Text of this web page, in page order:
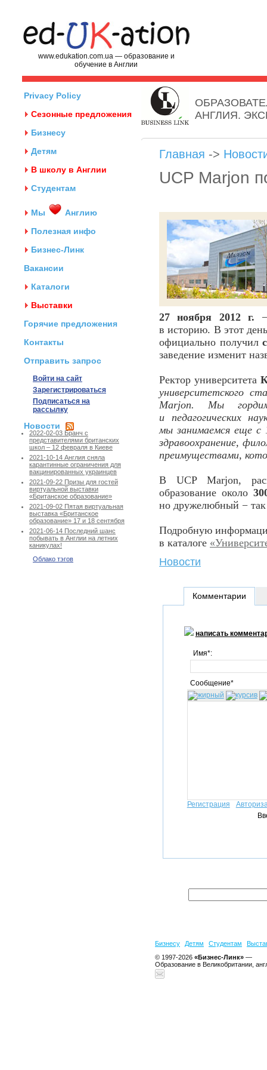
www.edukation.com.ua — образование и
обучение в Англии
Privacy Policy
Сезонные предложения
Бизнесу
Детям
В школу в Англии
Студентам
Мы
Англию
Полезная инфо
Бизнес-Линк
Вакансии
Каталоги
Выставки
Горячие предложения
Контакты
Отправить запрос
Войти на сайт
Зарегистрироваться
Подписаться на
рассылку
Новости
2022-02-03 Бранч с
представителями британских
школ – 12 февраля в Киеве
2021-10-14 Англия сняла
карантинные ограничения для
вакцинированных украинцев
2021-09-22 Призы для гостей
виртуальной выставки
«Британское образование»
2021-09-02 Пятая виртуальная
выставка «Британское
образование» 17 и 18 сентября
2021-06-14 Последний шанс
побывать в Англии на летних
каникулах!
Облако тэгов
АНГЛИЯ.
Главная ->
UCP Marjon
27 ноября 2012 г.
в историю. В этот
официально получил
заведение изменит
Ректор университета
университетского
Marjon. Мы
и педагогических
мы занимаемся еще с
здравоохранение,
преимуществами,
В UCP Marjon,
образование около
но дружелюбный − так
Подробную
в каталоге
Новости
Комментарии
написать
Имя*:
Сообщение*
Регистрация
Бизнесу Детям Студентам
© 1997-2026 «Бизнес-Линк» —
Образование в Великобритании,